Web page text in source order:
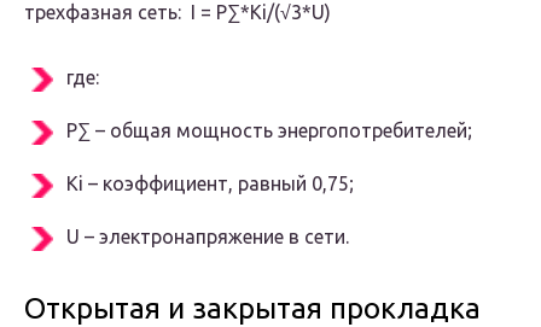
трехфазная сеть: I = P∑*Ki/(√3*U)
где:
P∑ – общая мощность энергопотребителей;
Ki – коэффициент, равный 0,75;
U – электронапряжение в сети.
Открытая и закрытая прокладка